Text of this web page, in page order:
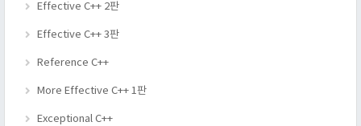
Effective C++ 2판
Effective C++ 3판
Reference C++
More Effective C++ 1판
Exceptional C++